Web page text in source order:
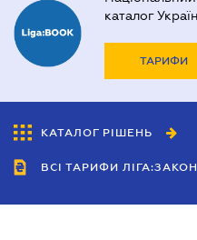
каталог
ТАРИФИ
КАТАЛОГ РІШЕНЬ
ВСІ ТАРИФИ ЛІГА:ЗАКОН